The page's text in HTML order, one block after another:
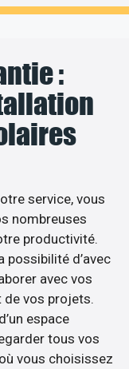
:
service, vous
nombreuses
productivité.
possibilité d’avec
avec vos
de vos projets.
espace
tous vos
vous choisissez